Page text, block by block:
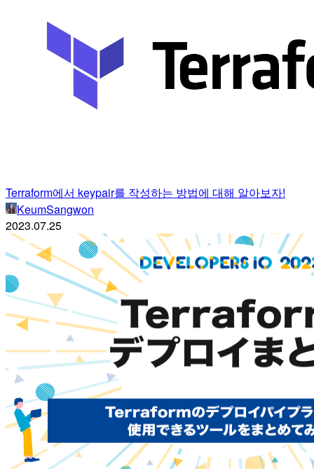
Terraform에서 keypair를 작성하는 방법에 대해 알아보자!
KeumSangwon
2023.07.25